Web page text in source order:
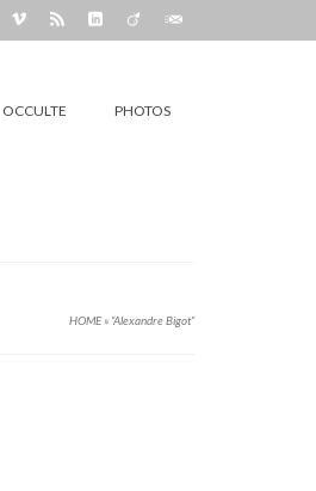
OCCULTE PHOTOS
HOME» “Alexandre Bigot“